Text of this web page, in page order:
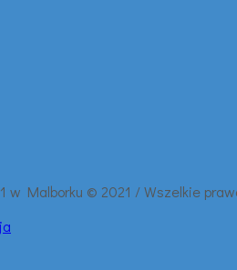
1 w Malborku © 2021 / Wszelkie